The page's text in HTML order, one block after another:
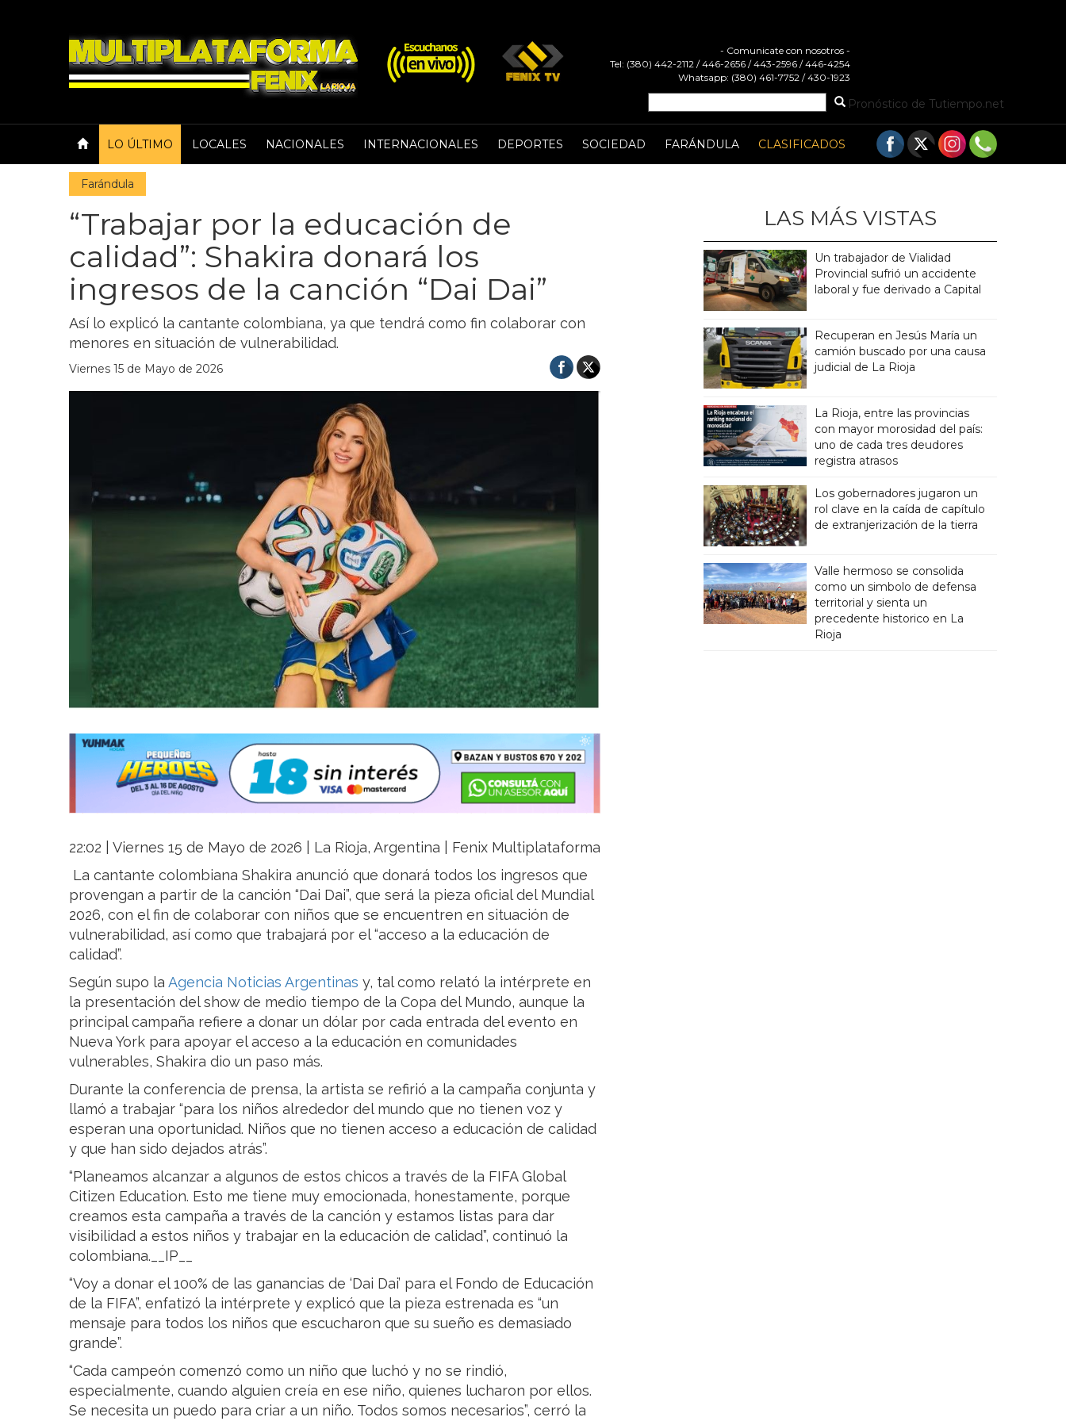
- Comunicate con nosotros -
Tel: (380) 442-2112 / 446-2656 / 443-2596 / 446-4254
Whatsapp: (380) 461-7752 / 430-1923
Pronóstico de Tutiempo.net
LO ÚLTIMO LOCALES NACIONALES INTERNACIONALES DEPORTES SOCIEDAD FARÁNDULA CLASIFICADOS
Farándula
“Trabajar por la educación de
calidad”: Shakira donará los
ingresos de la canción “Dai Dai”
Así lo explicó la cantante colombiana, ya que tendrá como fin colaborar con
menores en situación de vulnerabilidad.
Viernes 15 de Mayo de 2026
22:02 | Viernes 15 de Mayo de 2026 | La Rioja, Argentina | Fenix Multiplataforma
La cantante colombiana Shakira anunció que donará todos los ingresos que
provengan a partir de la canción “Dai Dai”, que será la pieza oficial del Mundial
2026, con el fin de colaborar con niños que se encuentren en situación de
vulnerabilidad, así como que trabajará por el “acceso a la educación de
calidad”.
Según supo la Agencia Noticias Argentinas y, tal como relató la intérprete en
la presentación del show de medio tiempo de la Copa del Mundo, aunque la
principal campaña refiere a donar un dólar por cada entrada del evento en
Nueva York para apoyar el acceso a la educación en comunidades
vulnerables, Shakira dio un paso más.
Durante la conferencia de prensa, la artista se refirió a la campaña conjunta y
llamó a trabajar “para los niños alrededor del mundo que no tienen voz y
esperan una oportunidad. Niños que no tienen acceso a educación de calidad
y que han sido dejados atrás”.
“Planeamos alcanzar a algunos de estos chicos a través de la FIFA Global
Citizen Education. Esto me tiene muy emocionada, honestamente, porque
creamos esta campaña a través de la canción y estamos listas para dar
visibilidad a estos niños y trabajar en la educación de calidad”, continuó la
colombiana.__IP__
“Voy a donar el 100% de las ganancias de ‘Dai Dai’ para el Fondo de Educación
de la FIFA”, enfatizó la intérprete y explicó que la pieza estrenada es “un
mensaje para todos los niños que escucharon que su sueño es demasiado
grande”.
“Cada campeón comenzó como un niño que luchó y no se rindió,
especialmente, cuando alguien creía en ese niño, quienes lucharon por ellos.
Se necesita un puedo para criar a un niño. Todos somos necesarios”, cerró la
LAS MÁS VISTAS
Un trabajador de Vialidad
Provincial sufrió un accidente
laboral y fue derivado a Capital
Recuperan en Jesús María un
camión buscado por una causa
judicial de La Rioja
La Rioja, entre las provincias
con mayor morosidad del país:
uno de cada tres deudores
registra atrasos
Los gobernadores jugaron un
rol clave en la caída de capítulo
de extranjerización de la tierra
Valle hermoso se consolida
como un simbolo de defensa
territorial y sienta un
precedente historico en La
Rioja